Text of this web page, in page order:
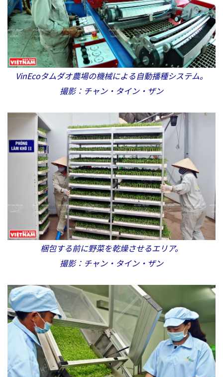
VinEcoタムダオ農場の機械による自動播種システム。
撮影：チャン・タイン・ザン
梱包する前に野菜を乾燥させるエリア。
撮影：チャン・タイン・ザン